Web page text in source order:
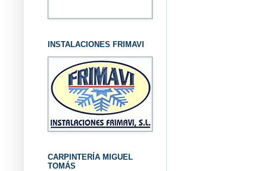
INSTALACIONES FRIMAVI
CARPINTERÍA MIGUEL
TOMÁS